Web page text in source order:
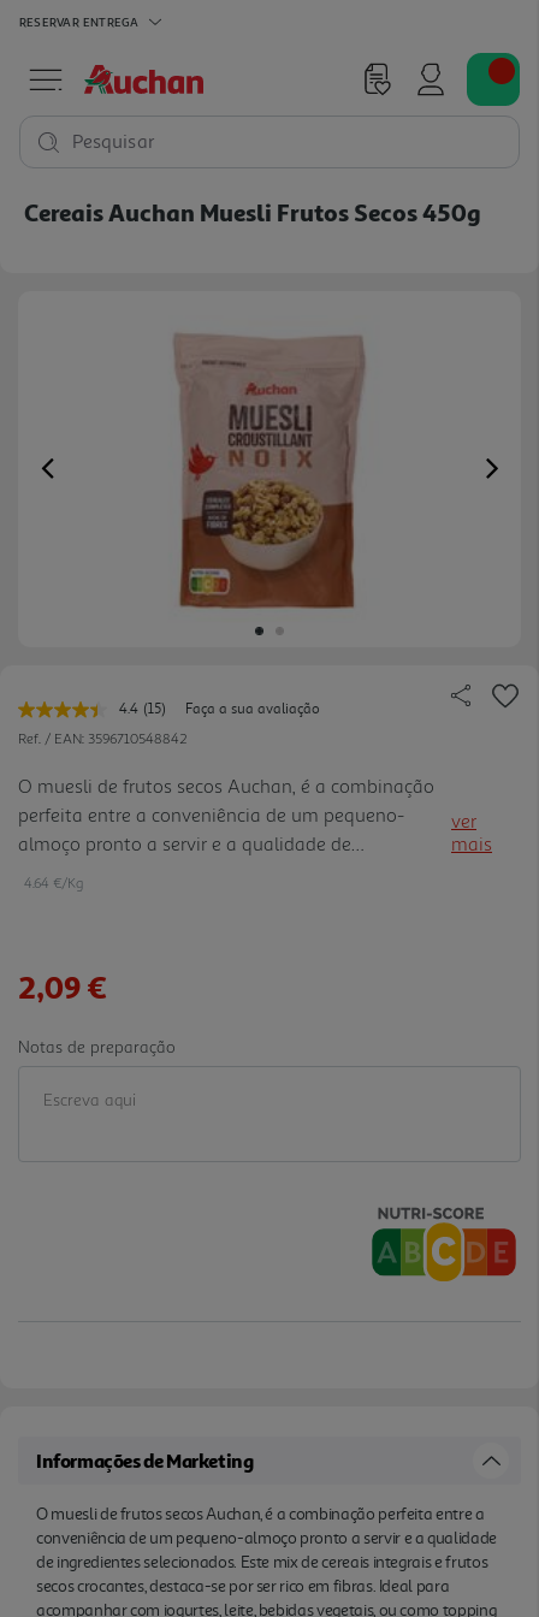
RESERVAR ENTREGA
Pesquisar
Cereais Auchan Muesli Frutos Secos 450g
Previous
4.4 Leu
15
Link
para
a
mesma
página.
(15)
Faça a sua avaliação
Ref. / EAN: 3596710548842
O muesli de frutos secos Auchan, é a combinação
perfeita entre a conveniência de um pequeno-
almoço pronto a servir e a qualidade de
ingredientes selecionados. Este mix de cereais
de bowls.
ver
mais
4.64 €/Kg
2,09 €
Notas de preparação
Informações de Marketing
O muesli de frutos secos Auchan, é a combinação perfeita entre a
conveniência de um pequeno-almoço pronto a servir e a qualidade
de ingredientes selecionados. Este mix de cereais integrais e frutos
secos crocantes, destaca-se por ser rico em fibras. Ideal para
acompanhar com iogurtes, leite, bebidas vegetais, ou como topping